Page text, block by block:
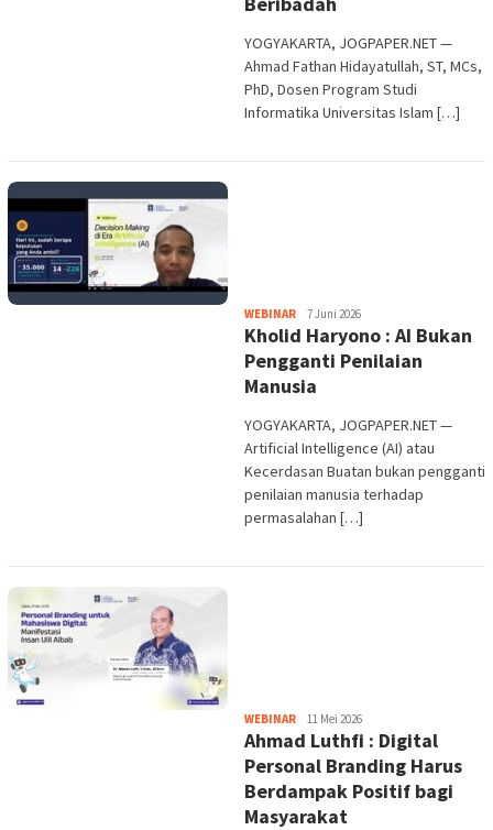
YOGYAKARTA, JOGPAPER.NET —
Ahmad Fathan Hidayatullah, ST, MCs,
PhD, Dosen Program Studi
Informatika Universitas Islam […]
WEBINARHeri
Purwata
7 Juni 2026
Kholid Haryono : AI Bukan
Pengganti Penilaian
Manusia
YOGYAKARTA, JOGPAPER.NET —
Artificial Intelligence (AI) atau
Kecerdasan Buatan bukan pengganti
penilaian manusia terhadap
permasalahan […]
WEBINARHeri
Purwata
11 Mei 2026
Ahmad Luthfi : Digital
Personal Branding Harus
Berdampak Positif bagi
Masyarakat